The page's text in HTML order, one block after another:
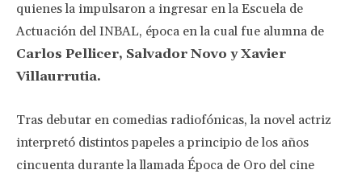
quienes la impulsaron a ingresar en la Escuela de
Actuación del INBAL, época en la cual fue alumna de
Carlos Pellicer, Salvador Novo y Xavier
Villaurrutia.
Tras debutar en comedias radiofónicas, la novel actriz
interpretó distintos papeles a principio de los años
cincuenta durante la llamada Época de Oro del cine